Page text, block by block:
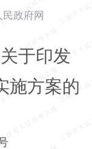
政府网
于印发
施方案的